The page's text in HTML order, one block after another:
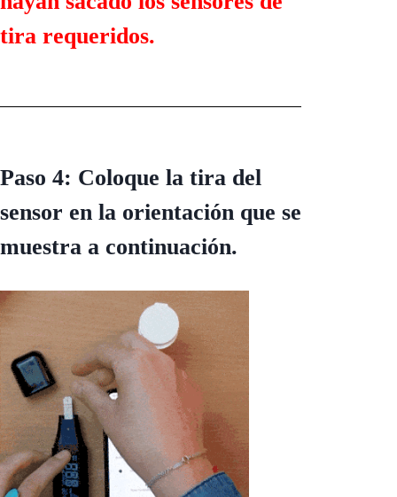
tira requeridos.
Paso 4: Coloque la tira del
sensor en la orientación que se
muestra a continuación.